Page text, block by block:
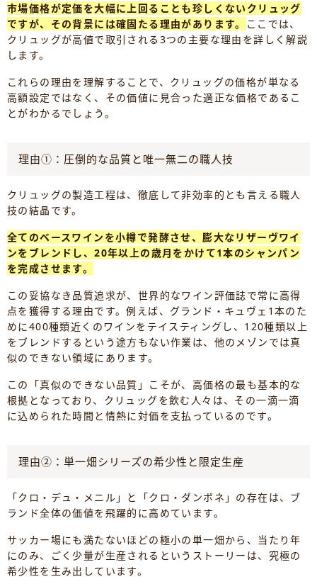
市場価格が定価を大幅に上回ることも珍しくないクリュッグ
ですが、その背景には確固たる理由があります。
ここでは、
クリュッグが高値で取引される3つの主要な理由を詳しく解説
します。
これらの理由を理解することで、クリュッグの価格が単なる
高額設定ではなく、その価値に見合った適正な価格であるこ
とがわかるでしょう。
理由①：圧倒的な品質と唯一無二の職人技
クリュッグの製造工程は、徹底して非効率的とも言える職人
技の結晶です。
全てのベースワインを小樽で発酵させ、膨大なリザーヴワイ
ンをブレンドし、20年以上の歳月をかけて1本のシャンパン
を完成させます。
この妥協なき品質追求が、世界的なワイン評価誌で常に高得
点を獲得する理由です。例えば、グランド・キュヴェ1本のた
めに400種類近くのワインをテイスティングし、120種類以上
をブレンドするという途方もない作業は、他のメゾンでは真
似のできない領域にあります。
この「真似のできない品質」こそが、高価格の最も基本的な
根拠となっており、クリュッグを飲む人々は、その一滴一滴
に込められた時間と情熱に対価を支払っているのです。
理由②：単一畑シリーズの希少性と限定生産
「クロ・デュ・メニル」と「クロ・ダンボネ」の存在は、ブ
ランド全体の価値を飛躍的に高めています。
サッカー場にも満たないほどの極小の単一畑から、当たり年
にのみ、ごく少量が生産されるというストーリーは、究極の
希少性を生み出しています。